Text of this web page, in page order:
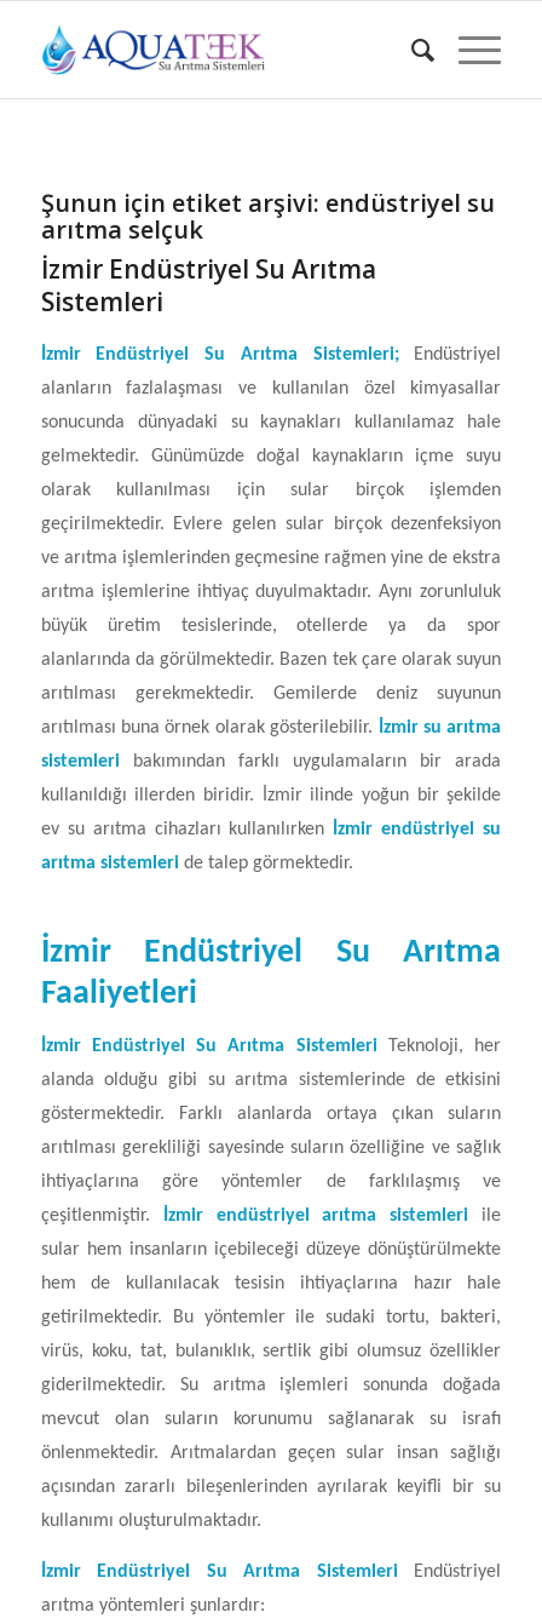
Şunun için etiket arşivi: endüstriyel su
arıtma selçuk
İzmir Endüstriyel Su Arıtma
Sistemleri
İzmir Endüstriyel Su Arıtma Sistemleri; Endüstriyel
alanların fazlalaşması ve kullanılan özel kimyasallar
sonucunda dünyadaki su kaynakları kullanılamaz hale
gelmektedir. Günümüzde doğal kaynakların içme suyu
olarak kullanılması için sular birçok işlemden
geçirilmektedir. Evlere gelen sular birçok dezenfeksiyon
ve arıtma işlemlerinden geçmesine rağmen yine de ekstra
arıtma işlemlerine ihtiyaç duyulmaktadır. Aynı zorunluluk
büyük üretim tesislerinde, otellerde ya da spor
alanlarında da görülmektedir. Bazen tek çare olarak suyun
arıtılması gerekmektedir. Gemilerde deniz suyunun
arıtılması buna örnek olarak gösterilebilir.
İzmir su arıtma
sistemleribakımından farklı uygulamaların bir arada
kullanıldığı illerden biridir. İzmir ilinde yoğun bir şekilde
ev su arıtma cihazları kullanılırken
İzmir endüstriyel su
arıtma sistemleride talep görmektedir.
İzmir Endüstriyel Su Arıtma
Faaliyetleri
İzmir Endüstriyel Su Arıtma SistemleriTeknoloji, her
alanda olduğu gibi su arıtma sistemlerinde de etkisini
göstermektedir. Farklı alanlarda ortaya çıkan suların
arıtılması gerekliliği sayesinde suların özelliğine ve sağlık
ihtiyaçlarına göre yöntemler de farklılaşmış ve
çeşitlenmiştir.
İzmir endüstriyel arıtma sistemleri ile
sular hem insanların içebileceği düzeye dönüştürülmekte
hem de kullanılacak tesisin ihtiyaçlarına hazır hale
getirilmektedir. Bu yöntemler ile sudaki tortu, bakteri,
virüs, koku, tat, bulanıklık, sertlik gibi olumsuz özellikler
giderilmektedir. Su arıtma işlemleri sonunda doğada
mevcut olan suların korunumu sağlanarak su israfı
önlenmektedir. Arıtmalardan geçen sular insan sağlığı
açısından zararlı bileşenlerinden ayrılarak keyifli bir su
kullanımı oluşturulmaktadır.
İzmir Endüstriyel Su Arıtma SistemleriEndüstriyel
arıtma yöntemleri şunlardır: